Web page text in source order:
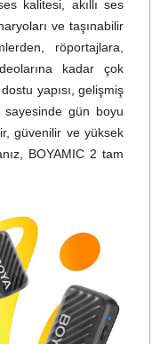
batarya
kullanım süresi
uyumlu)